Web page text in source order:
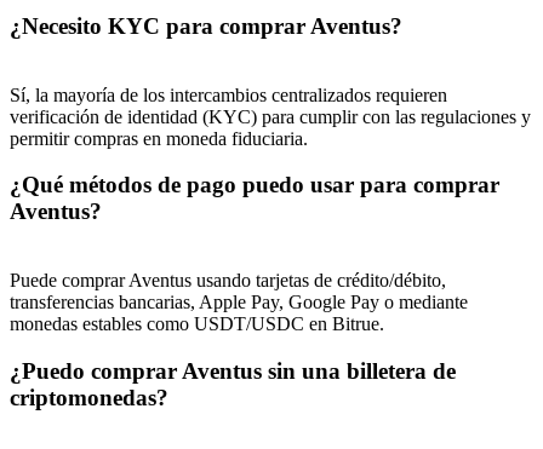
Deposit CASHCAT & Win
Register & Trade to Win 500,000 USDT
Precious Metals Trading Carnival
¿Necesito KYC para comprar Aventus?
Sí, la mayoría de los intercambios centralizados requieren
verificación de identidad (KYC) para cumplir con las regulaciones y
permitir compras en moneda fiduciaria.
¿Qué métodos de pago puedo usar para comprar
Aventus?
Puede comprar Aventus usando tarjetas de crédito/débito,
transferencias bancarias, Apple Pay, Google Pay o mediante
monedas estables como USDT/USDC en Bitrue.
¿Puedo comprar Aventus sin una billetera de
criptomonedas?